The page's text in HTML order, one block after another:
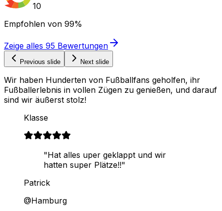
10
Empfohlen von 99%
Zeige alles 95 Bewertungen
Previous slide Next slide
Wir haben Hunderten von Fußballfans geholfen, ihr
Fußballerlebnis in vollen Zügen zu genießen, und darauf
sind wir äußerst stolz!
Klasse
"Hat alles uper geklappt und wir
hatten super Plätze!!"
Patrick
@Hamburg